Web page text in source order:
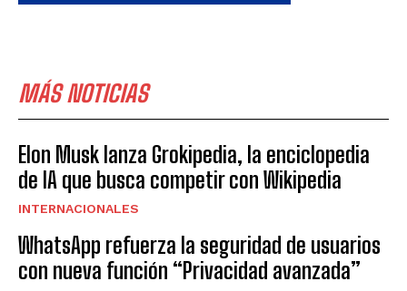
MÁS NOTICIAS
Elon Musk lanza Grokipedia, la enciclopedia
de IA que busca competir con Wikipedia
INTERNACIONALES
WhatsApp refuerza la seguridad de usuarios
con nueva función “Privacidad avanzada”